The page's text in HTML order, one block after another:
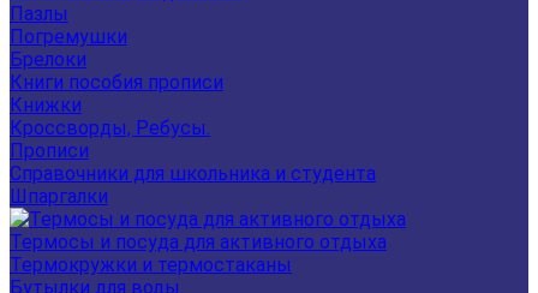
Пазлы
Погремушки
Брелоки
Книги пособия прописи
Книжки
Кроссворды, Ребусы.
Прописи
Справочники для школьника и студента
Шпаргалки
Термосы и посуда для активного отдыха
Термокружки и термостаканы
Бутылки для воды